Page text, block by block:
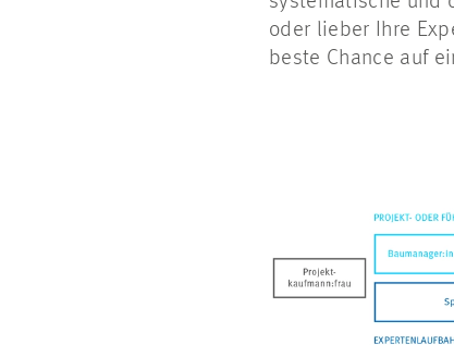
oder lieber Ihre
beste Chance auf